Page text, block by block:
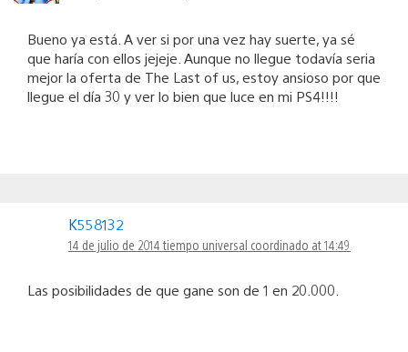
Bueno ya está. A ver si por una vez hay suerte, ya sé
que haría con ellos jejeje. Aunque no llegue todavía seria
mejor la oferta de The Last of us, estoy ansioso por que
llegue el día 30 y ver lo bien que luce en mi PS4!!!!
K558132
14 de julio de 2014 tiempo universal coordinado at 14:49
Las posibilidades de que gane son de 1 en 20.000.